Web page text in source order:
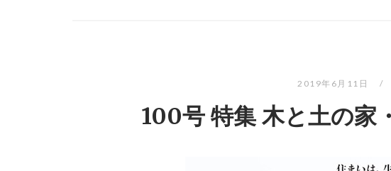
2019年6月11日
100号 特集 木と土の家